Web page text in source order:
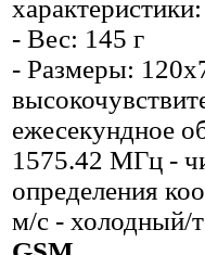
характеристики:
- Вес: 145 г
- Размеры:
ежесекундное
1575.42 МГц -
определения
м/с - холодный/